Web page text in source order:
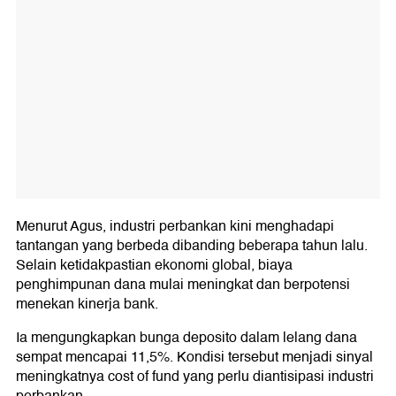
Menurut Agus, industri perbankan kini menghadapi
tantangan yang berbeda dibanding beberapa tahun lalu.
Selain ketidakpastian ekonomi global, biaya
penghimpunan dana mulai meningkat dan berpotensi
menekan kinerja bank.
Ia mengungkapkan bunga deposito dalam lelang dana
sempat mencapai 11,5%. Kondisi tersebut menjadi sinyal
meningkatnya cost of fund yang perlu diantisipasi industri